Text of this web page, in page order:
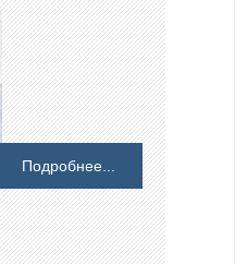
Подробнее...